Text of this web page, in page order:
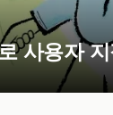
사용자